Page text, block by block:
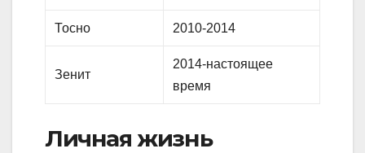
Тосно 2010-2014
Зенит
2014-настоящее
время
Личная жизнь